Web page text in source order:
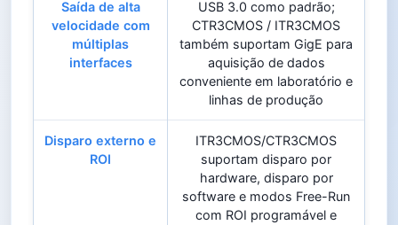
Saída de alta
velocidade com
múltiplas
interfaces
USB 3.0 como padrão;
CTR3CMOS / ITR3CMOS
também suportam GigE para
aquisição de dados
conveniente em laboratório e
linhas de produção
Disparo externo e
ROI
ITR3CMOS/CTR3CMOS
suportam disparo por
hardware, disparo por
software e modos Free-Run
com ROI programável e